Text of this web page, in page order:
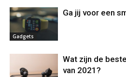
Gadgets
Ga jij voor een
Wat zijn de
van 2021?